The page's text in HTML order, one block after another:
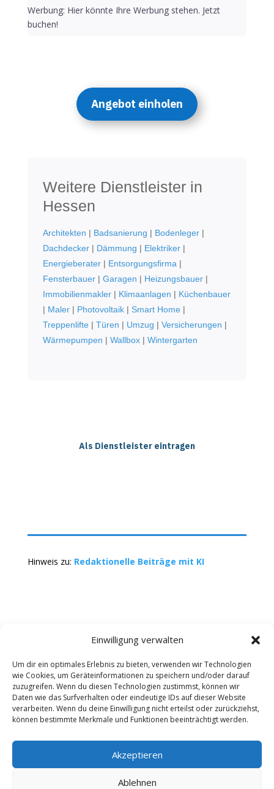
Einwilligung verwalten
Um dir ein optimales Erlebnis zu bieten, verwenden wir Technologien
wie Cookies, um Geräteinformationen zu speichern und/oder darauf
zuzugreifen. Wenn du diesen Technologien zustimmst, können wir
Daten wie das Surfverhalten oder eindeutige IDs auf dieser Website
verarbeiten. Wenn du deine Einwilligung nicht erteilst oder zurückziehst,
können bestimmte Merkmale und Funktionen beeinträchtigt werden.
Akzeptieren
Ablehnen
Werbung: Hier könnte Ihre Werbung stehen. Jetzt
buchen!
Angebot einholen
Weitere Dienstleister in
Hessen
Architekten | Badsanierung | Bodenleger|
Dachdecker| Dämmung | Elektriker|
Energieberater| Entsorgungsfirma|
Fensterbauer| Garagen | Heizungsbauer|
Immobilienmakler| Klimaanlagen | Küchenbauer
| Maler| Photovoltaik| Smart Home|
Treppenlifte| Türen | Umzug | Versicherungen |
Wärmepumpen | Wallbox| Wintergarten
Als Dienstleister eintragen
Hinweis zu: Redaktionelle Beiträge mit KI
Kontakt Impressum
Datenschutz
Werbung buchen
AGB
Copyright 2025-2026 | Web24 Consulting AVO UG |
Alle Rechte vorbehalten *Werbehinweis: Die ist ein
Portal mit Infos zu Dienstleistern und Fachbetrieben
sowie einem Anbieterverzeichnis. Wenn Sie bei den
Werbepartnern ein Angebot anfordern oder etwas